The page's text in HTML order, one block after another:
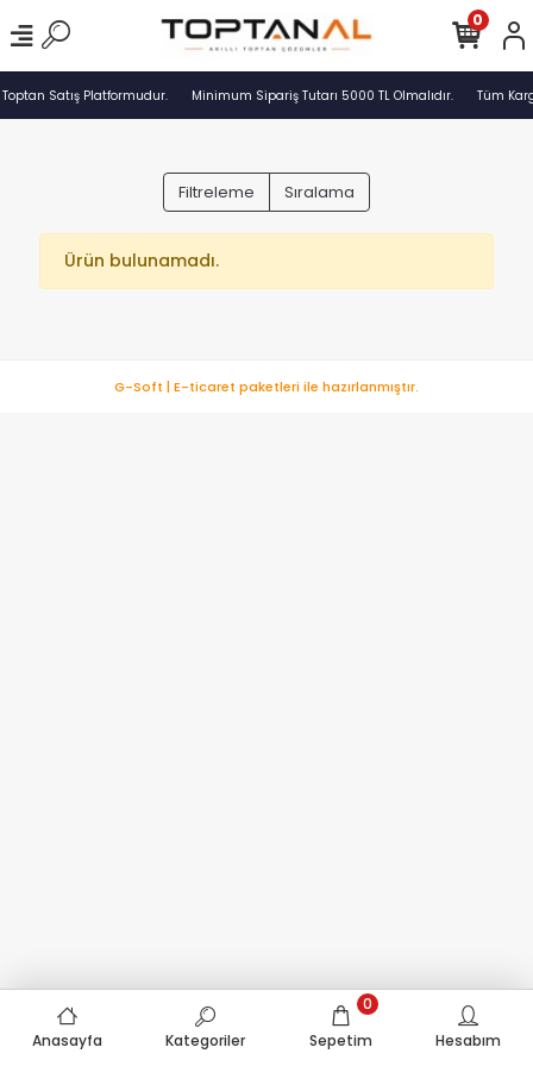
Satış Platformudur. Minimum Sipariş Tutarı 5000 TL Olmalıdır. Tüm
0
Filtreleme Sıralama
Ürün bulunamadı.
Anasayfa Kategoriler Sepetim
0
Hesabım
G-Soft | E-ticaret paketleri ile hazırlanmıştır.